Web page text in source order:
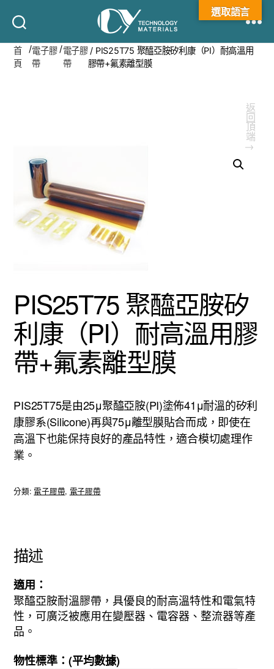
承
揚
科
首
頁
/電子膠
帶
/電子膠
帶
/ PIS25T75 聚醯亞胺矽利康（PI）耐高溫用
膠帶+氟素離型膜
PIS25T75 聚醯亞胺矽
利康（PI）耐高溫用膠
帶+氟素離型膜
PIS25T75是由25μ聚醯亞胺(PI)塗佈41μ耐溫的矽利
康膠系(Silicone)再與75μ離型膜貼合而成，即使在
高溫下也能保持良好的產品特性，適合模切處理作
業。
分類: 電子膠帶, 電子膠帶
描述
適用：
聚醯亞胺耐溫膠帶，具優良的耐高溫特性和電氣特
性，可廣泛被應用在變壓器、電容器、整流器等產
品。
物性標準：(平均數據)
返回頂端
↑
選取語言